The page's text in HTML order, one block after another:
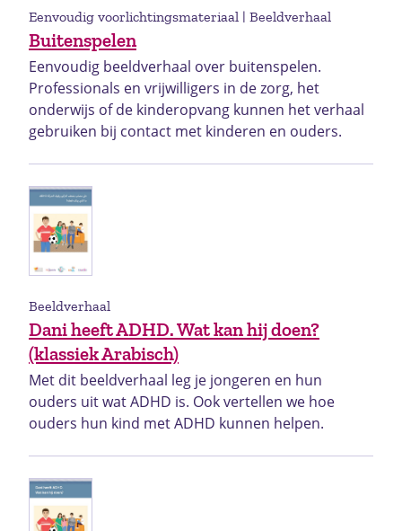
Buitenspelen
Eenvoudig voorlichtingsmateriaal | Beeldverhaal
Eenvoudig beeldverhaal over buitenspelen.
Professionals en vrijwilligers in de zorg, het
onderwijs of de kinderopvang kunnen het verhaal
gebruiken bij contact met kinderen en ouders.
Dani heeft ADHD. Wat kan hij doen?
(klassiek Arabisch)
Beeldverhaal
Met dit beeldverhaal leg je jongeren en hun
ouders uit wat ADHD is. Ook vertellen we hoe
ouders hun kind met ADHD kunnen helpen.